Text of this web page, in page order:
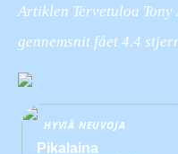
Artiklen Tervetuloa
gennemsnit fået 4.4
HYVIÄ NEUVOJA
Pikalaina